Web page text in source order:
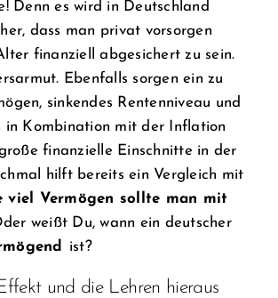
Denn es wird in Deutschland
dass man privat vorsorgen
finanziell abgesichert zu sein.
Ebenfalls sorgen ein zu
sinkendes Rentenniveau und
in Kombination mit der Inflation
finanzielle Einschnitte in der
hilft bereits ein Vergleich mit
viel Vermögen sollte man mit
weißt Du, wann ein deutscher
ist?
und die Lehren hieraus